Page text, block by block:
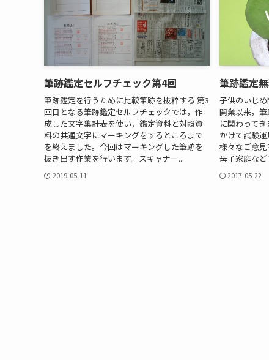
筆跡鑑定セルフチェック第4回
筆跡鑑定を行うために比較筆跡を抜粋する 第3
回目となる筆跡鑑定セルフチェックでは，作
成した文字集計表を使い，鑑定資料と対照資
料の共通文字にマーキングをするところまで
を終えました。今回はマーキングした筆跡を
抜き出す作業を行います。スキャナー...
2019-05-11
筆跡鑑定
子供のいじ
開業以来，筆
に関わって
かけて試験
様々なご意
母子家庭な
2017-05-22